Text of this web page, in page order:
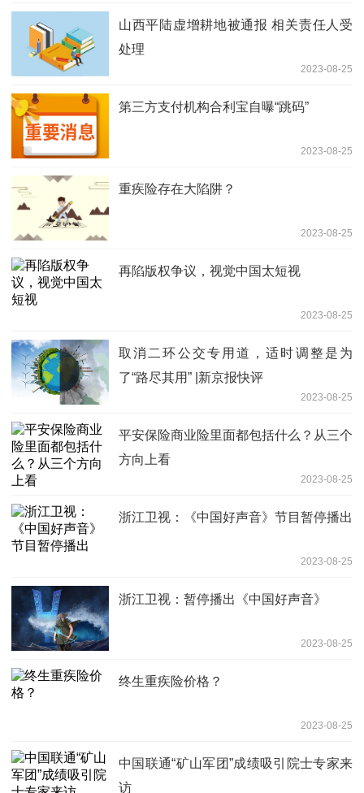
山西平陆虚增耕地被通报 相关责任人受
处理
2023-08-25
第三方支付机构合利宝自曝“跳码”
2023-08-25
重疾险存在大陷阱？
2023-08-25
再陷版权争议，视觉中国太短视
2023-08-25
取消二环公交专用道，适时调整是为
了“路尽其用” |新京报快评
2023-08-25
平安保险商业险里面都包括什么？从三个
方向上看
2023-08-25
浙江卫视：《中国好声音》节目暂停播出
2023-08-25
浙江卫视：暂停播出《中国好声音》
2023-08-25
终生重疾险价格？
2023-08-25
中国联通“矿山军团”成绩吸引院士专家来
访